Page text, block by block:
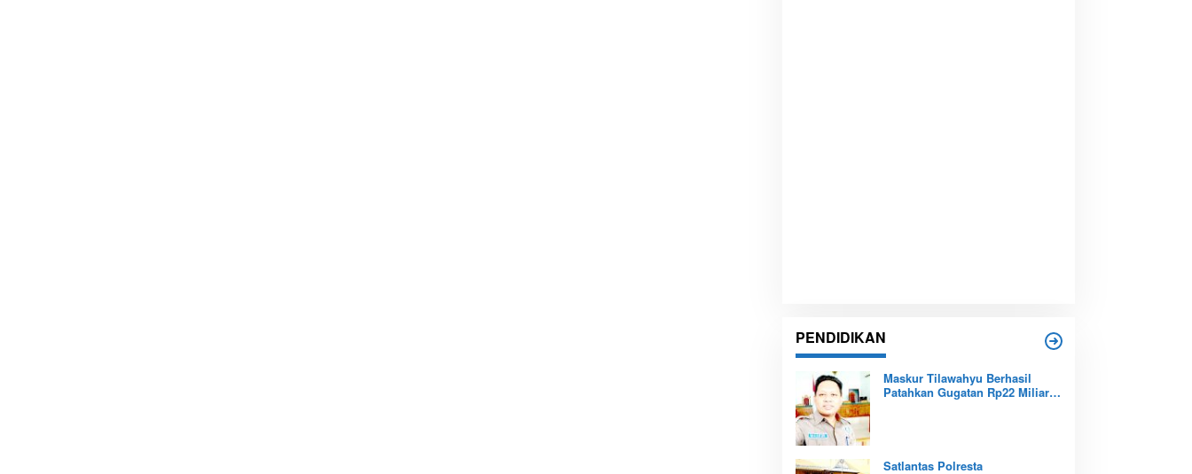
PENDIDIKAN
Maskur Tilawahyu Berhasil
Patahkan Gugatan Rp22 Miliar,
Satlantas Polresta